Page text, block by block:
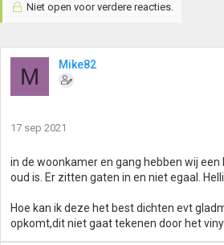
Niet open voor verdere reacties.
M Mike82
17 sep 2021
in de woonkamer en gang hebben wij
oud is. Er zitten gaten in en niet egaal.
Hoe kan ik deze het best dichten evt
opkomt,dit niet gaat tekenen door het